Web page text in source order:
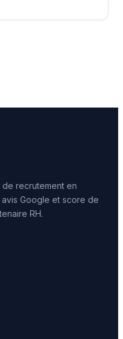
recrutement en
avis Google et score de
RH.